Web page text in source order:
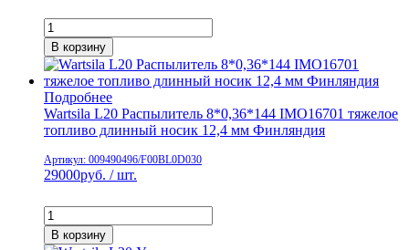
В корзину
Подробнее
Wartsila L20 Распылитель 8*0,36*144 IMO16701 тяжелое
топливо длинный носик 12,4 мм Финляндия
Артикул: 009490496/F00BL0D030
29000руб. / шт.
В корзину